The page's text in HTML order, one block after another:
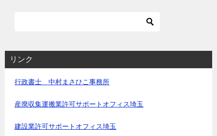
リンク
行政書士 中村まさひこ事務所
産廃収集運搬業許可サポートオフィス埼玉
建設業許可サポートオフィス埼玉